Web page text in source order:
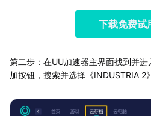
下载免费试
第二步：在UU加速器主界面找到并进
加按钮，搜索并选择《INDUSTRIA 2